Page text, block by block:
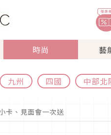
時尚 藝
九州 四國 中部北
卡、見面會一次送